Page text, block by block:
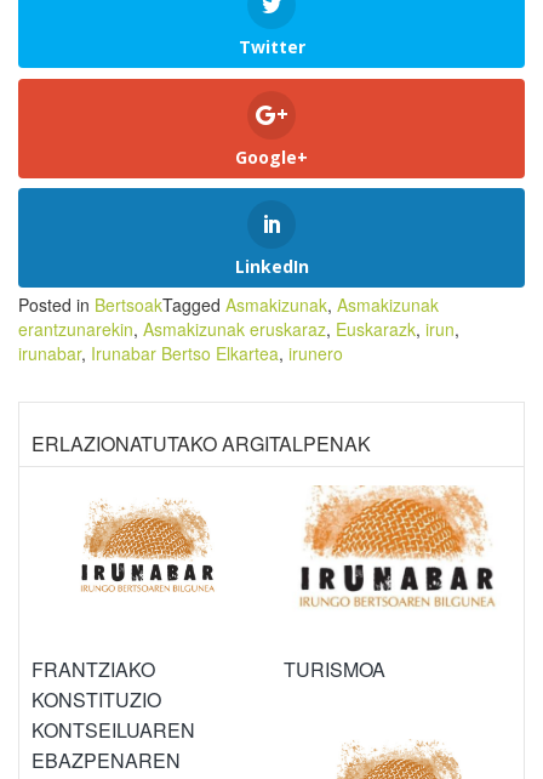
Twitter
Google+
LinkedIn
Posted in BertsoakTagged Asmakizunak, Asmakizunak
erantzunarekin, Asmakizunak eruskaraz, Euskarazk, irun,
irunabar, Irunabar Bertso Elkartea, irunero
ERLAZIONATUTAKO ARGITALPENAK
FRANTZIAKO
KONSTITUZIO
KONTSEILUAREN
EBAZPENAREN
TURISMOA